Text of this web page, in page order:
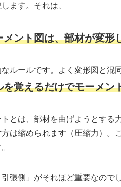
ます。それは、
メント図は、部材が変形
ルールです。よく変形図と混
を覚えるだけでモーメン
とは、部材を曲げようとする
は縮められます（圧縮力）。
張側」がそれほど重要なので